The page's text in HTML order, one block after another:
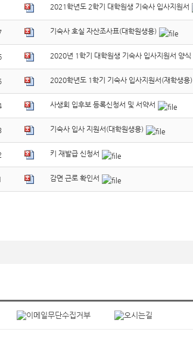
2021학년도 2학기 대학원생 기숙사 입사지원서
기숙사 호실 자산조사표(대학원생용)
2020년 1학기 대학원생 기숙사 입사지원서 양식
2020학년도 1학기 기숙사 입사지원서(재학생용)
사생회 입후보 등록신청서 및 서약서
기숙사 입사 지원서(대학원생용)
키 재발급 신청서
감면 근로 확인서